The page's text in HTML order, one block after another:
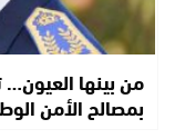
من بينها
بمصالح الأمن